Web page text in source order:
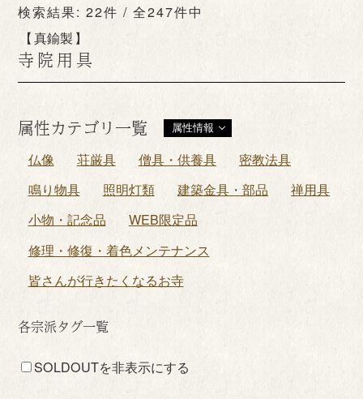
寺院用具
真鍮製
検索結果: 22件 / 全247件中
属性カテゴリ一覧 属性情報
仏像 荘厳具 僧具・供養具
密教法具
鳴り物具
照明灯類 建築金具・部品
禅用具
小物・記念品
WEB限定品
修理・修復・着色メンテナンス
皆さんが行きたくなるお寺
各宗派タグ一覧
SOLDOUTを非表示にする